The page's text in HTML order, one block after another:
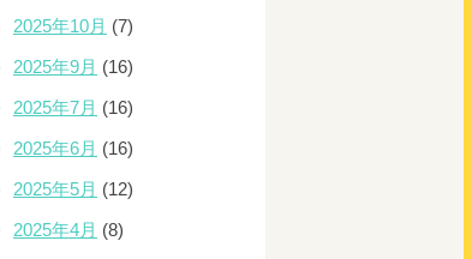
2025年10月 (7)
2025年9月 (16)
2025年7月 (16)
2025年6月 (16)
2025年5月 (12)
2025年4月 (8)